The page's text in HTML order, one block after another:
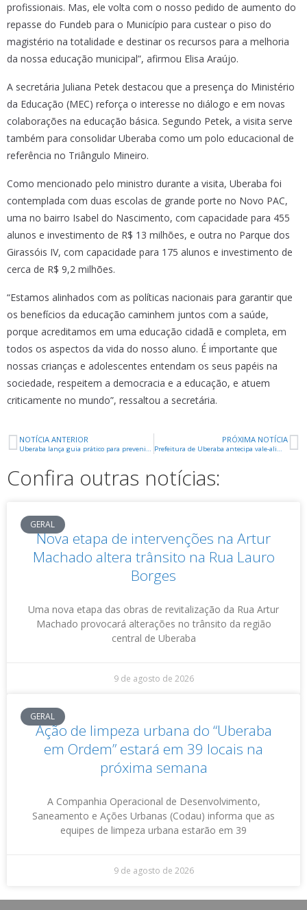
profissionais. Mas, ele volta com o nosso pedido de aumento do
repasse do Fundeb para o Município para custear o piso do
magistério na totalidade e destinar os recursos para a melhoria
da nossa educação municipal”, afirmou Elisa Araújo.
A secretária Juliana Petek destacou que a presença do Ministério
da Educação (MEC) reforça o interesse no diálogo e em novas
colaborações na educação básica. Segundo Petek, a visita serve
também para consolidar Uberaba como um polo educacional de
referência no Triângulo Mineiro.
Como mencionado pelo ministro durante a visita, Uberaba foi
contemplada com duas escolas de grande porte no Novo PAC,
uma no bairro Isabel do Nascimento, com capacidade para 455
alunos e investimento de R$ 13 milhões, e outra no Parque dos
Girassóis IV, com capacidade para 175 alunos e investimento de
cerca de R$ 9,2 milhões.
“Estamos alinhados com as políticas nacionais para garantir que
os benefícios da educação caminhem juntos com a saúde,
porque acreditamos em uma educação cidadã e completa, em
todos os aspectos da vida do nosso aluno. É importante que
nossas crianças e adolescentes entendam os seus papéis na
sociedade, respeitem a democracia e a educação, e atuem
criticamente no mundo”, ressaltou a secretária.
NOTÍCIA ANTERIOR
Uberaba lança guia prático para prevenir fraudes em contratações públicas
PRÓXIMA NOTÍCIA
Prefeitura de Uberaba antecipa vale-alimentação dos servidores para sexta (13)
Confira outras notícias:
GERAL
Nova etapa de intervenções na Artur
Machado altera trânsito na Rua Lauro
Borges
Uma nova etapa das obras de revitalização da Rua Artur
Machado provocará alterações no trânsito da região
central de Uberaba
9 de agosto de 2026
GERAL
Ação de limpeza urbana do “Uberaba
em Ordem” estará em 39 locais na
próxima semana
A Companhia Operacional de Desenvolvimento,
Saneamento e Ações Urbanas (Codau) informa que as
equipes de limpeza urbana estarão em 39
9 de agosto de 2026